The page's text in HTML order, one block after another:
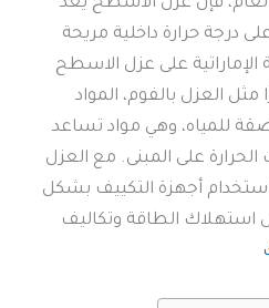
درجة حرارة داخلية مريحة
على عزل الاسطح
مثل العزل بالفوم، المواد
للمياه، وهي مواد تساعد
على المبنى. مع العزل
استخدام أجهزة التكييف بشكل
استهلاك الطاقة وتكاليف